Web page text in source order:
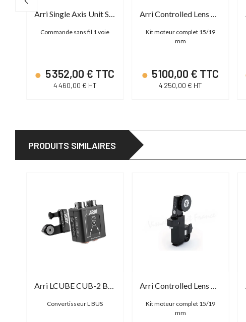
Arri Single Axis Unit SXU-1
Commande sans fil 1 voie
5 352,00 € TTC
4 460,00 € HT
Arri Controlled Lens Motor CLM-3 Basic Set
Kit moteur complet 15/19
mm
5 100,00 € TTC
4 250,00 € HT
PRODUITS SIMILAIRES
Convertisseur L BUS
Kit moteur complet 15/19
mm